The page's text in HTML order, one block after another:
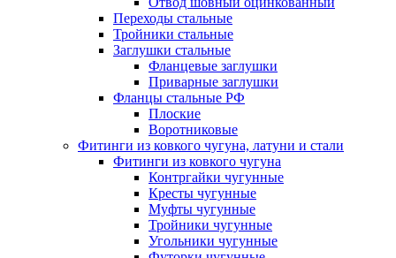
Переходы стальные
Тройники стальные
Заглушки стальные
Фланцевые заглушки
Приварные заглушки
Фланцы стальные РФ
Плоские
Воротниковые
Фитинги из ковкого чугуна, латуни и стали
Фитинги из ковкого чугуна
Контргайки чугунные
Кресты чугунные
Муфты чугунные
Тройники чугунные
Угольники чугунные